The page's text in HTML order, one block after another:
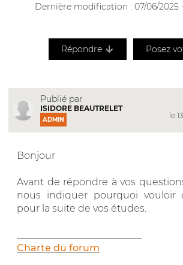
Dernière modification : 07/06/2025
Répondre Posez
Publié par
ISIDORE BEAUTRELET
ADMIN
le
Bonjour
Avant de répondre à vos
nous indiquer pourquoi vouloir
pour la suite de vos études.
Charte du forum